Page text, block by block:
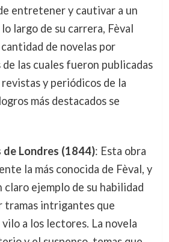
entretener y cautivar a un
largo de su carrera, Fèval
de novelas por
las cuales fueron publicadas
y periódicos de la
más destacados se
de Londres (1844): Esta obra
la más conocida de Fèval, y
claro ejemplo de su habilidad
tramas intrigantes que
a los lectores. La novela